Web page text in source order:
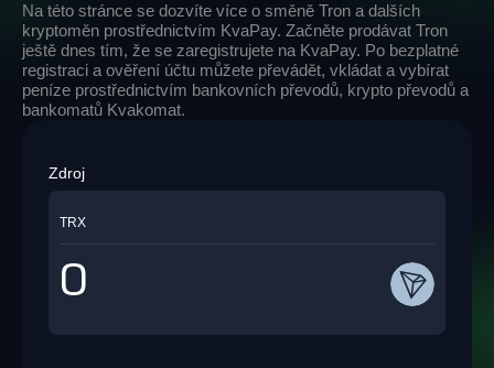
Na této stránce se dozvíte více o směně Tron a dalších
kryptoměn prostřednictvím KvaPay. Začněte prodávat Tron
ještě dnes tím, že se zaregistrujete na KvaPay. Po bezplatné
registraci a ověření účtu můžete převádět, vkládat a vybírat
peníze prostřednictvím bankovních převodů, krypto převodů a
bankomatů Kvakomat.
Zdroj
TRX